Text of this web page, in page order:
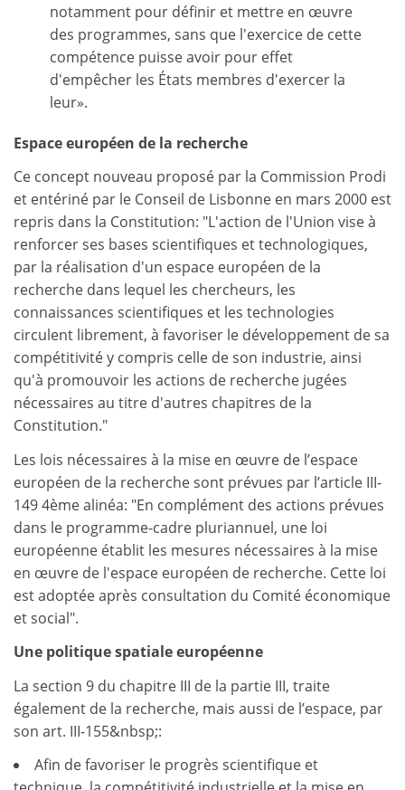
notamment pour définir et mettre en œuvre
des programmes, sans que l'exercice de cette
compétence puisse avoir pour effet
d'empêcher les États membres d'exercer la
leur».
Espace européen de la recherche
Ce concept nouveau proposé par la Commission Prodi
et entériné par le Conseil de Lisbonne en mars 2000 est
repris dans la Constitution: "L'action de l'Union vise à
renforcer ses bases scientifiques et technologiques,
par la réalisation d'un espace européen de la
recherche dans lequel les chercheurs, les
connaissances scientifiques et les technologies
circulent librement, à favoriser le développement de sa
compétitivité y compris celle de son industrie, ainsi
qu'à promouvoir les actions de recherche jugées
nécessaires au titre d'autres chapitres de la
Constitution."
Les lois nécessaires à la mise en œuvre de l’espace
européen de la recherche sont prévues par l’article III-
149 4ème alinéa: "En complément des actions prévues
dans le programme-cadre pluriannuel, une loi
européenne établit les mesures nécessaires à la mise
en œuvre de l'espace européen de recherche. Cette loi
est adoptée après consultation du Comité économique
et social".
Une politique spatiale européenne
La section 9 du chapitre III de la partie III, traite
également de la recherche, mais aussi de l’espace, par
son art. III-155&nbsp;:
Afin de favoriser le progrès scientifique et